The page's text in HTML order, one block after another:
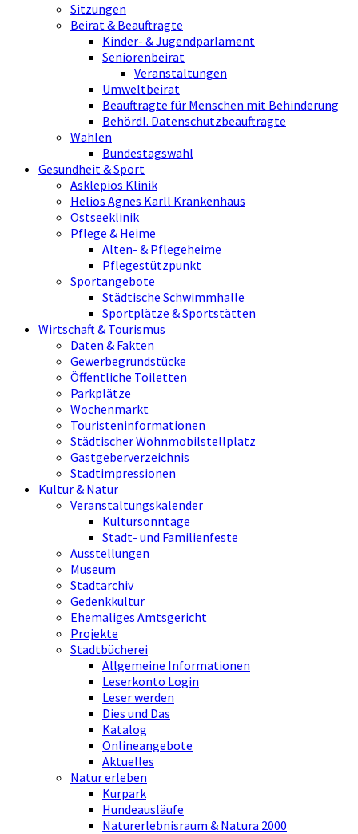
Sitzungen
Beirat & Beauftragte
Kinder- & Jugendparlament
Seniorenbeirat
Veranstaltungen
Umweltbeirat
Beauftragte für Menschen mit Behinderung
Behördl. Datenschutzbeauftragte
Wahlen
Bundestagswahl
Gesundheit & Sport
Asklepios Klinik
Helios Agnes Karll Krankenhaus
Ostseeklinik
Pflege & Heime
Alten- & Pflegeheime
Pflegestützpunkt
Sportangebote
Städtische Schwimmhalle
Sportplätze & Sportstätten
Wirtschaft & Tourismus
Daten & Fakten
Gewerbegrundstücke
Öffentliche Toiletten
Parkplätze
Wochenmarkt
Touristeninformationen
Städtischer Wohnmobilstellplatz
Gastgeberverzeichnis
Stadtimpressionen
Kultur & Natur
Veranstaltungskalender
Kultursonntage
Stadt- und Familienfeste
Ausstellungen
Museum
Stadtarchiv
Gedenkkultur
Ehemaliges Amtsgericht
Projekte
Stadtbücherei
Allgemeine Informationen
Leserkonto Login
Leser werden
Dies und Das
Katalog
Onlineangebote
Aktuelles
Natur erleben
Kurpark
Hundeausläufe
Naturerlebnisraum & Natura 2000